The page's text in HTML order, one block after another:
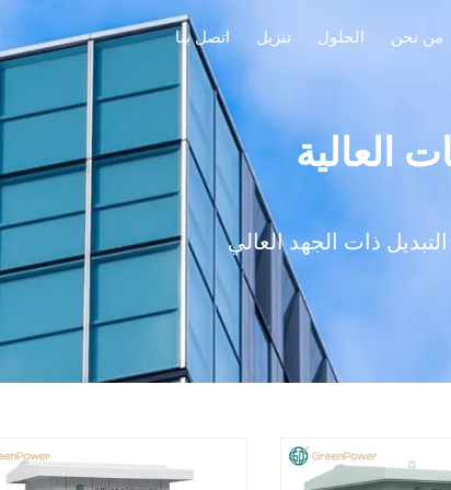
من نحن الحلول تنزيل اتصل بنا
العالية
ذات الجهد العالي